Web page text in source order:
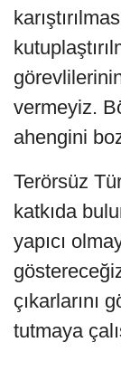
vermeyiz.
ahengini
Terörsüz
katkıda
yapıcı
çıkarlarını
tutmaya